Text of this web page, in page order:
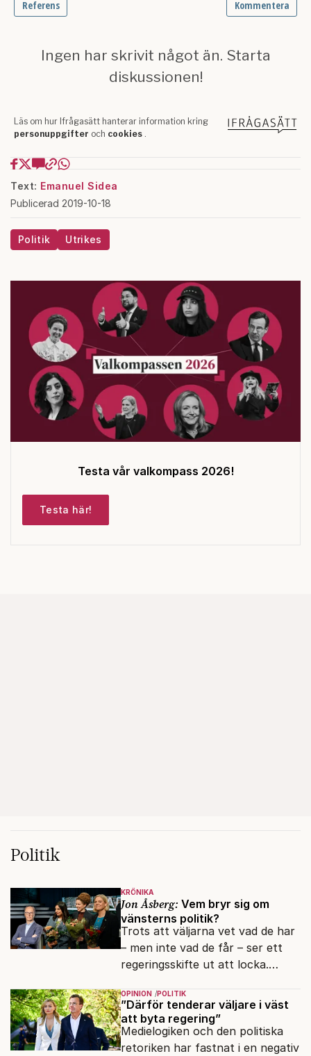
Text: Emanuel Sidea
Publicerad 2019-10-18
Politik Utrikes
Testa vår valkompass 2026!
Testa här!
Politik
KRÖNIKA
Jon Åsberg: Vem bryr sig om
vänsterns politik?
Trots att väljarna vet vad de har
– men inte vad de får – ser ett
regeringsskifte ut att locka.
OPINION POLITIK
”Därför tenderar väljare i väst
att byta regering”
Medielogiken och den politiska
retoriken har fastnat i en negativ